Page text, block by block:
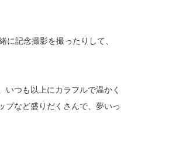
記念撮影を撮ったりして、
つも以上にカラフルで温かく
プなど盛りだくさんで、夢いっ